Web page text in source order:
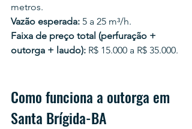
metros.
Vazão esperada: 5 a 25 m³/h.
Faixa de preço total (perfuração +
outorga + laudo): R$ 15.000 a R$ 35.000.
Como funciona a outorga em
Santa Brígida-BA